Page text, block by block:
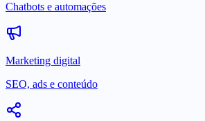
Chatbots e automações
Marketing digital
SEO, ads e conteúdo